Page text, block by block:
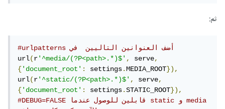
ثم:
#urlpatterns أضف العنوانين التاليين  في
url(r'^media/(?P<path>.*)$', serve,
{'document_root': settings.MEDIA_ROOT}),
url(r'^static/(?P<path>.*)$', serve,
{'document_root': settings.STATIC_ROOT}),
#DEBUG=FALSE قابلين للوصول عندما static و media